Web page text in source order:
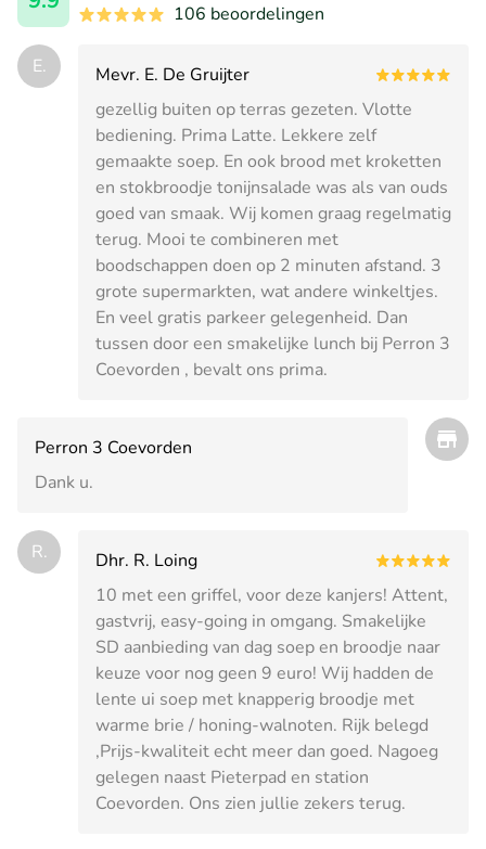
106 beoordelingen
E.
Mevr. E. De Gruijter
gezellig buiten op terras gezeten. Vlotte
bediening. Prima Latte. Lekkere zelf
gemaakte soep. En ook brood met kroketten
en stokbroodje tonijnsalade was als van ouds
goed van smaak. Wij komen graag regelmatig
terug. Mooi te combineren met
boodschappen doen op 2 minuten afstand. 3
grote supermarkten, wat andere winkeltjes.
En veel gratis parkeer gelegenheid. Dan
tussen door een smakelijke lunch bij Perron 3
Coevorden , bevalt ons prima.
Perron 3 Coevorden
Dank u.
R.
Dhr. R. Loing
10 met een griffel, voor deze kanjers! Attent,
gastvrij, easy-going in omgang. Smakelijke
SD aanbieding van dag soep en broodje naar
keuze voor nog geen 9 euro! Wij hadden de
lente ui soep met knapperig broodje met
warme brie / honing-walnoten. Rijk belegd
,Prijs-kwaliteit echt meer dan goed. Nagoeg
gelegen naast Pieterpad en station
Coevorden. Ons zien jullie zekers terug.